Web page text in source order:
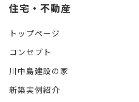
住宅・不動産
トップページ
コンセプト
川中島建設の家
新築実例紹介